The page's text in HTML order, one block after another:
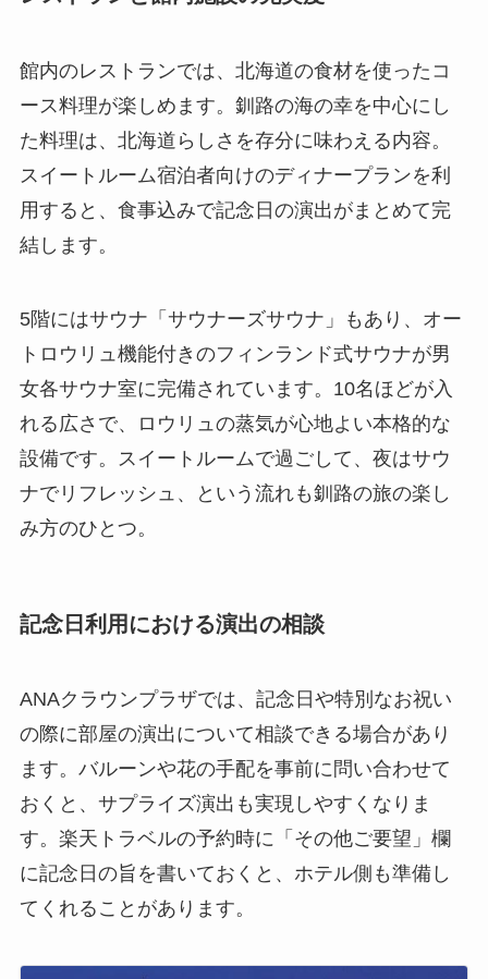
館内のレストランでは、北海道の食材を使ったコ
ース料理が楽しめます。釧路の海の幸を中心にし
た料理は、北海道らしさを存分に味わえる内容。
スイートルーム宿泊者向けのディナープランを利
用すると、食事込みで記念日の演出がまとめて完
結します。
5階にはサウナ「サウナーズサウナ」もあり、オー
トロウリュ機能付きのフィンランド式サウナが男
女各サウナ室に完備されています。10名ほどが入
れる広さで、ロウリュの蒸気が心地よい本格的な
設備です。スイートルームで過ごして、夜はサウ
ナでリフレッシュ、という流れも釧路の旅の楽し
み方のひとつ。
記念日利用における演出の相談
ANAクラウンプラザでは、記念日や特別なお祝い
の際に部屋の演出について相談できる場合があり
ます。バルーンや花の手配を事前に問い合わせて
おくと、サプライズ演出も実現しやすくなりま
す。楽天トラベルの予約時に「その他ご要望」欄
に記念日の旨を書いておくと、ホテル側も準備し
てくれることがあります。